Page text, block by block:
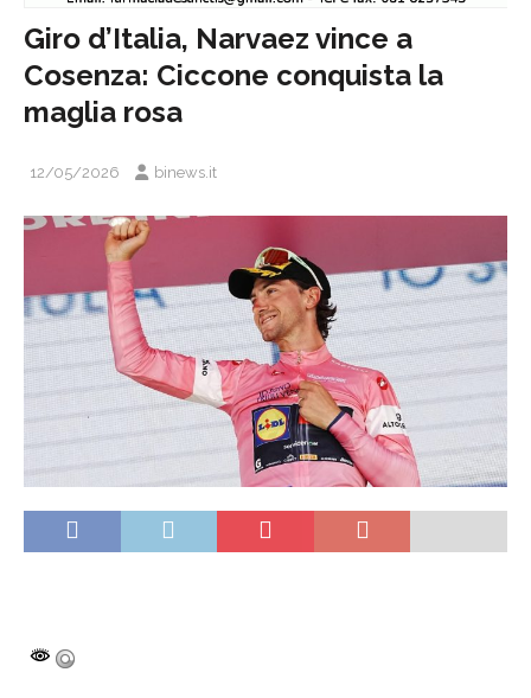
Giro d’Italia, Narvaez vince a
Cosenza: Ciccone conquista la
maglia rosa
12/05/2026 binews.it